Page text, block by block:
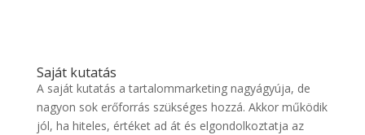
Saját kutatás
A saját kutatás a tartalommarketing nagyágyúja, de
nagyon sok erőforrás szükséges hozzá. Akkor működik
jól, ha hiteles, értéket ad át és elgondolkoztatja az